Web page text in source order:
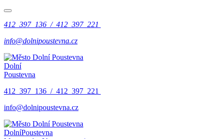
412 397 136 / 412 397 221
info@dolnipoustevna.cz
Dolní
Poustevna
412 397 136 / 412 397 221
info@dolnipoustevna.cz
DolníPoustevna